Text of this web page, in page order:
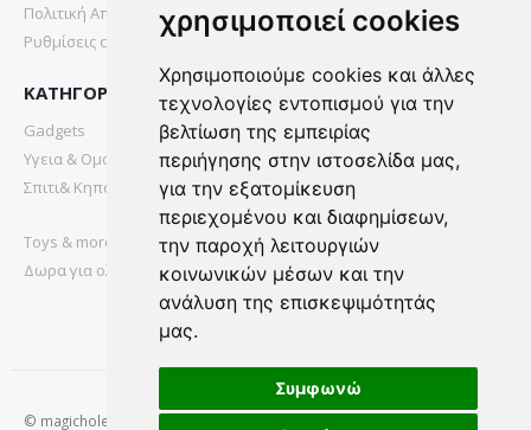
χρησιμοποιεί cookies
Χρησιμοποιούμε cookies και άλλες
τεχνολογίες εντοπισμού για την
βελτίωση της εμπειρίας
περιήγησης στην ιστοσελίδα μας,
για την εξατομίκευση
περιεχομένου και διαφημίσεων,
την παροχή λειτουργιών
κοινωνικών μέσων και την
ανάλυση της επισκεψιμότητάς
μας.
Συμφωνώ
Πολιτική Απορρήτου
Ρυθμίσεις cookies
ΚΑΤΗΓΟΡΙΕΣ
Gadgets
Υγεια & Ομορφια
Σπιτι& Κηπος
Toys & more
Δωρα για ολους
© magichole.gr 2022. All Rights Reserved.